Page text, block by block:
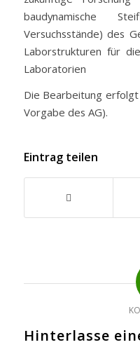
baudynamische
Versuchsstände) des
Laborstrukturen für
Laboratorien
Die Bearbeitung
Vorgabe des AG).
Eintrag teilen
Hinterlasse